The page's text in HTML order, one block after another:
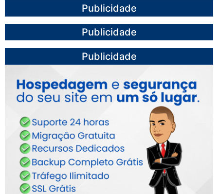
Publicidade
Publicidade
Publicidade